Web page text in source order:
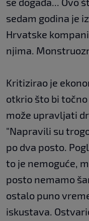
sedam godina je
Hrvatske
njima.
Kritizirao je
otkrio što bi
može upravljati
"Napravili su
po dva posto.
to je nemoguće,
posto nemamo
ostalo puno
iskustava.